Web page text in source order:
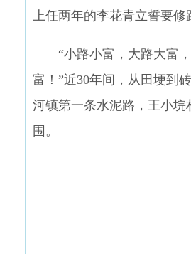
上任两年的李花青立誓要修
“小路小富，大路大富
富！”近30年间，从田埂到
河镇第一条水泥路，王小垸
围。